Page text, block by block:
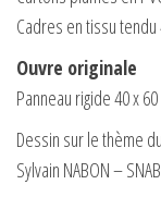
Cadres en tissu tendu
Ouvre originale
Panneau rigide 40 x
Dessin sur le thème
Sylvain NABON –